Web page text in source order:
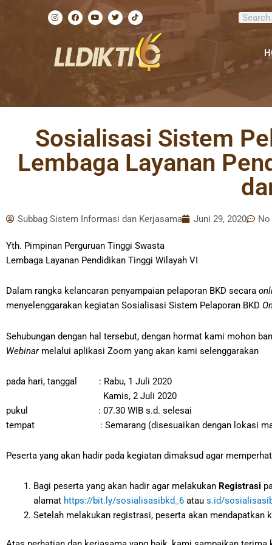
I
n
g
r
a
F
a
o
o
k
Y
o
b
e
T
w
e
T
i
t
o
k
Search
Sosialisasi Sistem
Lembaga Layanan
Subbag Sistem Informasi dan Kerjasama Juni 29, 2020
Yth. Pimpinan Perguruan Tinggi Swasta
Lembaga Layanan Pendidikan Tinggi Wilayah VI
Dalam rangka kelancaran penyampaian pelaporan BKD secara
menyelenggarakan kegiatan Sosialisasi Sistem Pelaporan BKD
Sehubungan dengan hal tersebut, dengan hormat kami mohon
Webinarmelalui aplikasi Zoom yang akan kami selenggarakan
pada hari, tanggal : Rabu, 1 Juli 2020
Kamis, 2 Juli 2020
pukul : 07.30 WIB s.d. selesai
tempat : Semarang (disesuaikan dengan lokasi
Peserta yang akan hadir pada kegiatan dimaksud agar
Bagi peserta yang akan hadir agar melakukan Registrasi
alamat https://bit.ly/sosialisasibkd_6 atau s.id/
Setelah melakukan registrasi, peserta akan